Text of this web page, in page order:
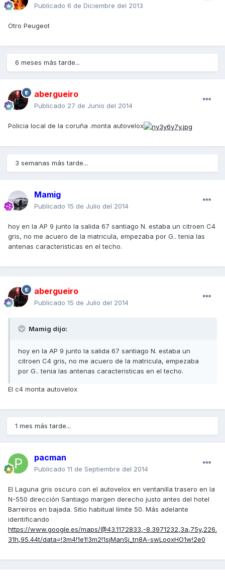
Publicado 6 de Diciembre del 2013
Otro Peugeot
6 meses más tarde...
abergueiro
Publicado 27 de Junio del 2014
Policia local de la coruña .monta autovelox
3 semanas más tarde...
Mamig
Publicado 15 de Julio del 2014
hoy en la AP 9 junto la salida 67 santiago N. estaba un citroen C4
gris, no me acuero de la matricula, empezaba por G.. tenia las
antenas caracteristicas en el techo.
abergueiro
Publicado 15 de Julio del 2014
Mamig dijo:
hoy en la AP 9 junto la salida 67 santiago N. estaba un
citroen C4 gris, no me acuero de la matricula, empezaba
por G.. tenia las antenas caracteristicas en el techo.
El c4 monta autovelox
1 mes más tarde...
pacman
Publicado 11 de Septiembre del 2014
El Laguna gris oscuro con el autovelox en ventanilla trasero en la
N-550 dirección Santiago margen derecho justo antes del hotel
Barreiros en bajada. Sitio habitual límite 50. Más adelante
identificando
https://www.google.es/maps/@43.1172833,-8.3971232,3a,75y,226.
31h,95.44t/data=!3m4!1e1!3m2!1sjManSj_tn8A-swLooxHO1w!2e0